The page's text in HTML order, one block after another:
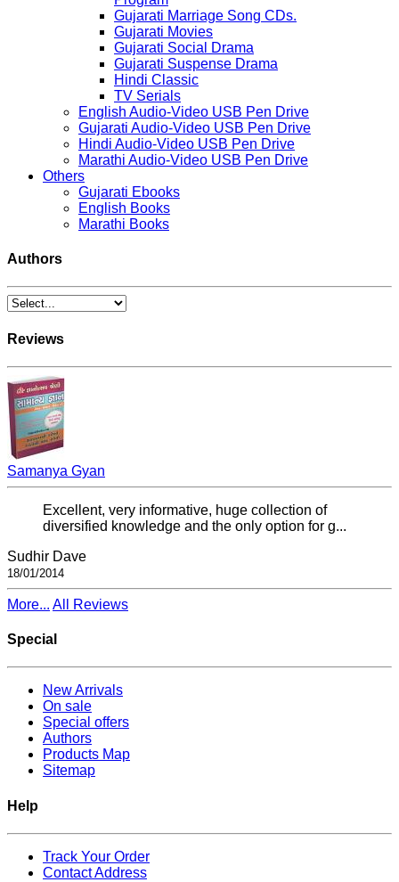
Gujarati Marriage Song CDs.
Gujarati Movies
Gujarati Social Drama
Gujarati Suspense Drama
Hindi Classic
TV Serials
English Audio-Video USB Pen Drive
Gujarati Audio-Video USB Pen Drive
Hindi Audio-Video USB Pen Drive
Marathi Audio-Video USB Pen Drive
Others
Gujarati Ebooks
English Books
Marathi Books
Authors
Reviews
Samanya Gyan
Excellent, very informative, huge collection of
diversified knowledge and the only option for g...
Sudhir Dave
18/01/2014
More... All Reviews
Special
New Arrivals
On sale
Special offers
Authors
Products Map
Sitemap
Help
Track Your Order
Contact Address